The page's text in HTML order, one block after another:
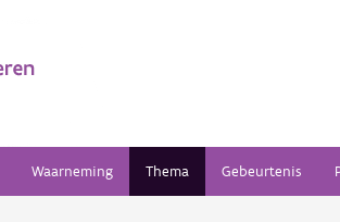
Waarneming Thema Gebeurtenis